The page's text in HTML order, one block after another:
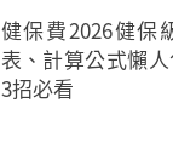
健保費2026健保
表、計算公式懶
3招必看